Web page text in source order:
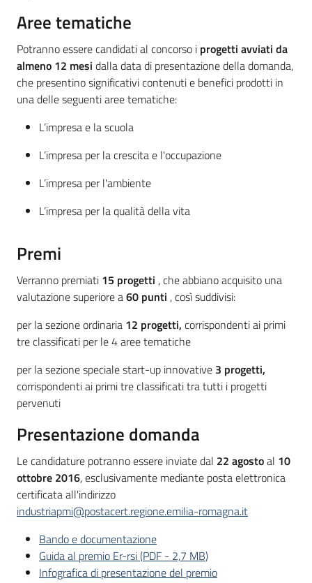
Aree tematiche
Potranno essere candidati al concorso i progetti avviati da
almeno 12 mesi dalla data di presentazione della domanda,
che presentino significativi contenuti e benefici prodotti in
una delle seguenti aree tematiche:
L’impresa e la scuola
L’impresa per la crescita e l'occupazione
L’impresa per l'ambiente
L’impresa per la qualità della vita
Premi
Verranno premiati 15 progetti , che abbiano acquisito una
valutazione superiore a60 punti , così suddivisi:
per lasezione ordinaria 12 progetti, corrispondenti ai primi
tre classificati per le 4 aree tematiche
per la sezione speciale start-up innovative 3 progetti,
corrispondenti ai primi tre classificati tra tutti i progetti
pervenuti
Presentazione domanda
Le candidature potranno essere inviate dal 22 agostoal 10
ottobre 2016, esclusivamente mediante posta elettronica
certificata all'indirizzo
industriapmi@postacert.regione.emilia-romagna.it
Bando e documentazione
Guida al premio Er-rsi(PDF - 2,7 MB)
Infografica di presentazione del premio